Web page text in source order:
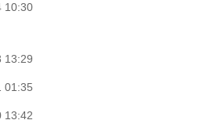
10:30
13:29
01:35
13:42